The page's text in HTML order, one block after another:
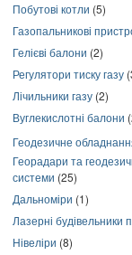
Побутові котли (5)
Газопальникові
Гелієві балони (2)
Регулятори тиску газу
Лічильники газу (2)
Вуглекислотні балони
Геодезичне
Георадари та
системи (25)
Дальноміри (1)
Лазерні будівельники
Нівеліри (8)